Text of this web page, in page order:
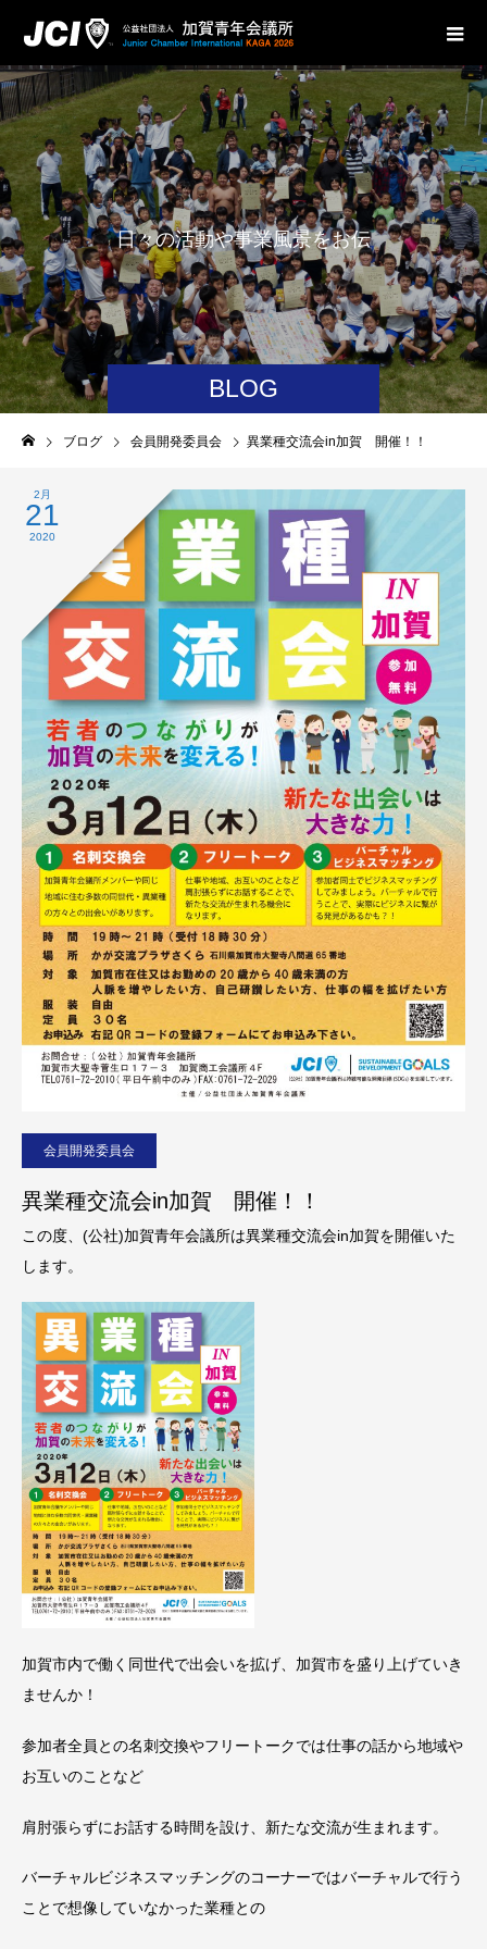
BLOG
日々の活動や事業風景をお伝え致しま
ブログ 会員開発委員会 異業種交流会in加賀 開催！！
2月
21
2020
会員開発委員会
異業種交流会in加賀 開催！！
この度、(公社)加賀青年会議所は異業種交流会in加賀を開催いた
します。
加賀市内で働く同世代で出会いを拡げ、加賀市を盛り上げていき
ませんか！
参加者全員との名刺交換やフリートークでは仕事の話から地域や
お互いのことなど
肩肘張らずにお話する時間を設け、新たな交流が生まれます。
バーチャルビジネスマッチングのコーナーではバーチャルで行う
ことで想像していなかった業種との